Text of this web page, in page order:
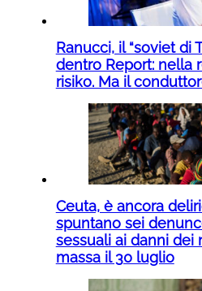
Ranucci, il “soviet di
dentro Report: nella
risiko. Ma il
Ceuta, è ancora
spuntano sei
sessuali ai danni dei
massa il 30 luglio